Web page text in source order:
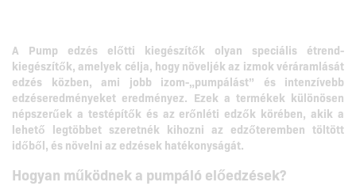
A Pump edzés előtti kiegészítők olyan speciális étrend-
kiegészítők, amelyek célja, hogy növeljék az izmok véráramlását
edzés közben, ami jobb izom-„pumpálást” és intenzívebb
edzéseredményeket eredményez. Ezek a termékek különösen
népszerűek a testépítők és az erőnléti edzők körében, akik a
lehető legtöbbet szeretnék kihozni az edzőteremben töltött
időből, és növelni az edzések hatékonyságát.
Hogyan működnek a pumpáló előedzések?